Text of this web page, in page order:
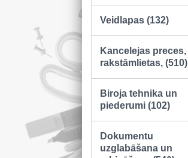
Veidlapas (132)
Kancelejas preces,
rakstāmlietas, (510)
Biroja tehnika un
piederumi (102)
Dokumentu
uzglabāšana un